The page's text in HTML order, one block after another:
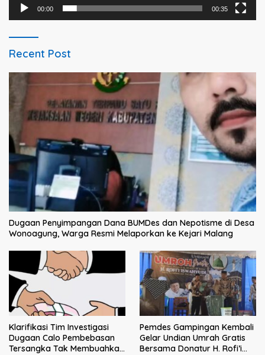
00:00 00:35
Recent Post
Dugaan Penyimpangan Dana BUMDes dan Nepotisme di Desa
Wonoagung, Warga Resmi Melaporkan ke Kejari Malang
Klarifikasi Tim Investigasi
Dugaan Calo Pembebasan
Tersangka Tak Membuahkan
Pemdes Gampingan Kembali
Gelar Undian Umrah Gratis
Bersama Donatur H. Rofi’i